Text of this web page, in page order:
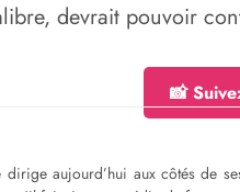
devrait pouvoir
📸
aujourd’hui aux côtés de